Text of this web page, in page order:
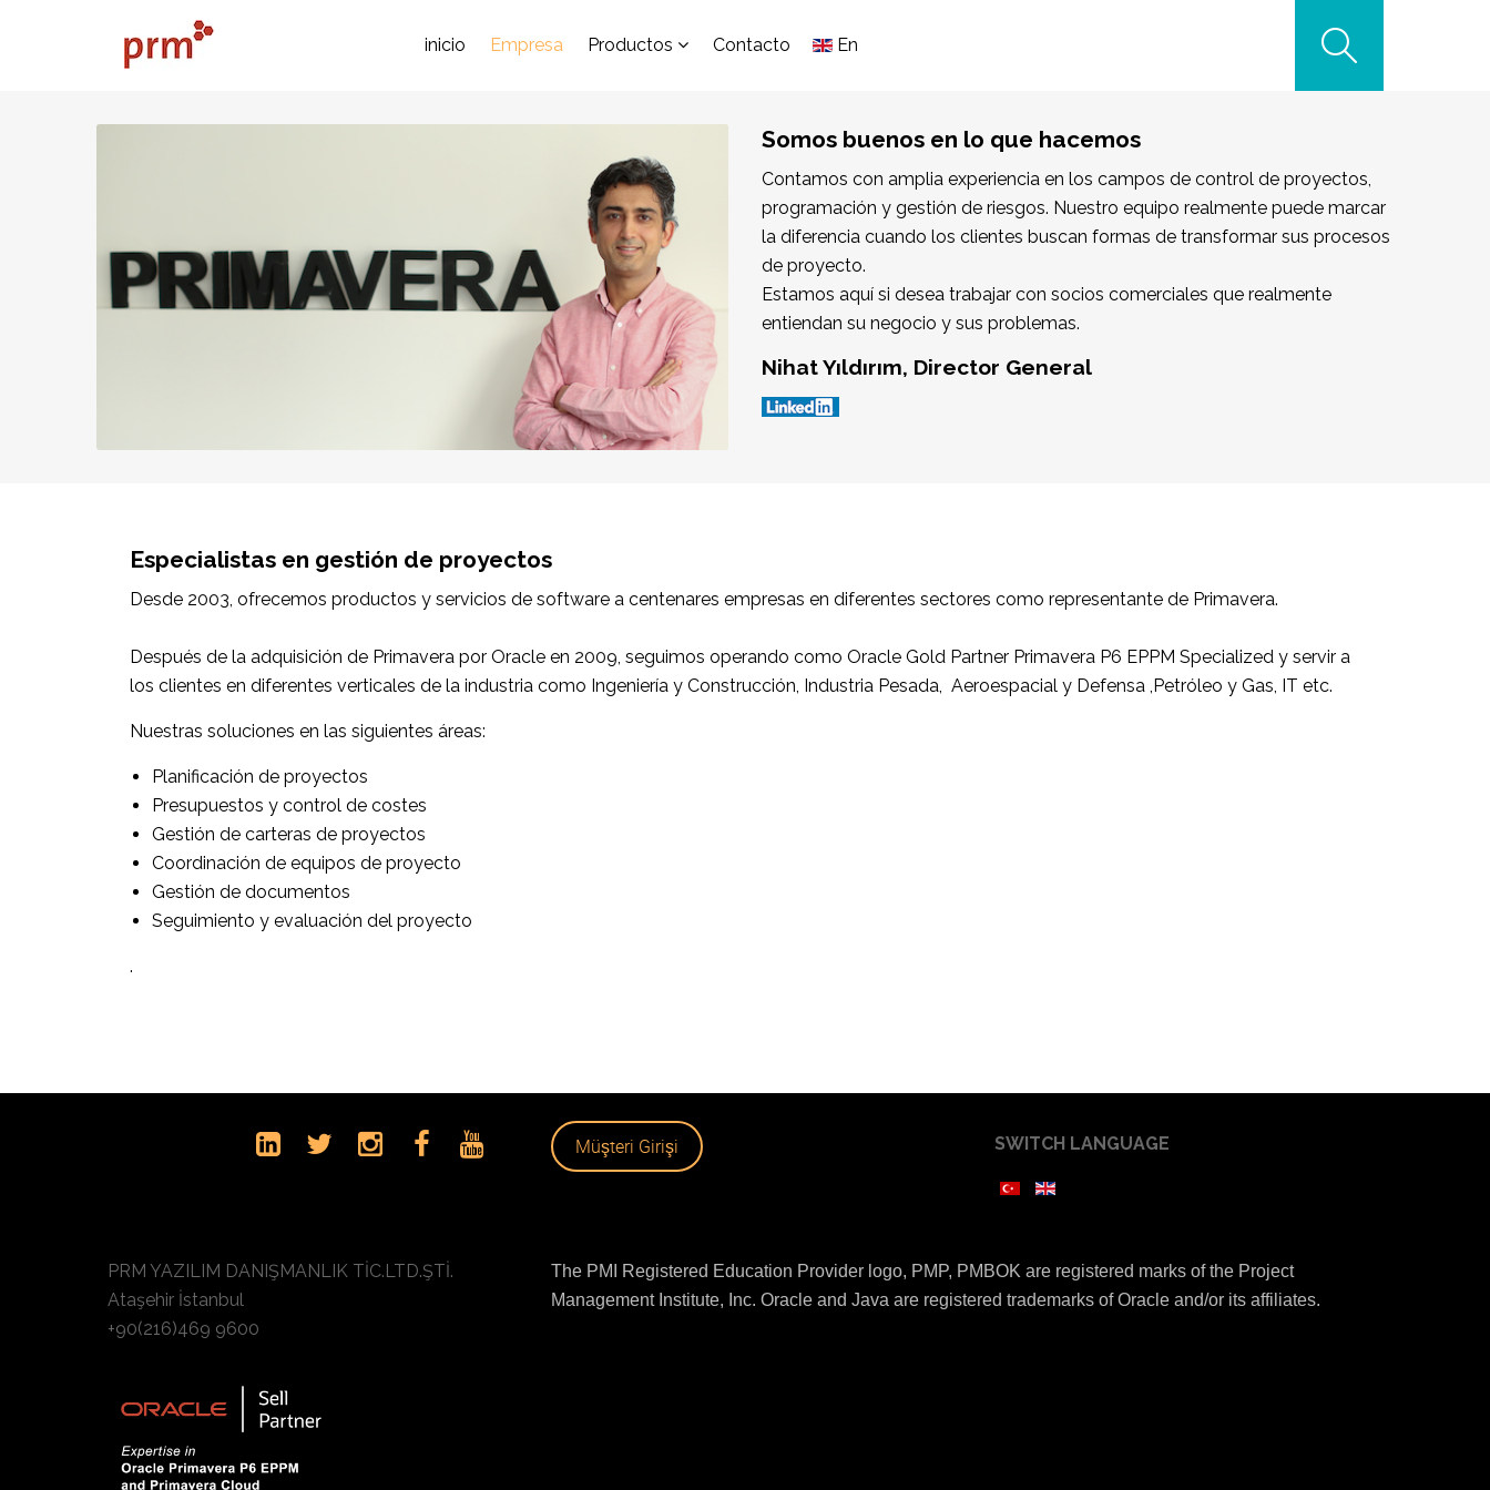
inicio Empresa Productos Contacto En
Somos buenos en lo que hacemos
Contamos con amplia experiencia en los campos de control de proyectos,
programación y gestión de riesgos. Nuestro equipo realmente puede marcar
la diferencia cuando los clientes buscan formas de transformar sus procesos
de proyecto.
Estamos aquí si desea trabajar con socios comerciales que realmente
entiendan su negocio y sus problemas.
Nihat Yıldırım, Director General
Especialistas en gestión de proyectos
Desde 2003, ofrecemos productos y servicios de software a centenares empresas en diferentes sectores como representante de Primavera.
Después de la adquisición de Primavera por Oracle en 2009, seguimos operando como Oracle Gold Partner Primavera P6 EPPM Specialized y servir a
los clientes en diferentes verticales de la industria como Ingeniería y Construcción, Industria Pesada, Aeroespacial y Defensa ,Petróleo y Gas, IT etc.
Nuestras soluciones en las siguientes áreas:
Planificación de proyectos
Presupuestos y control de costes
Gestión de carteras de proyectos
Coordinación de equipos de proyecto
Gestión de documentos
Seguimiento y evaluación del proyecto
.
Müşteri Girişi SWITCH LANGUAGE
PRM YAZILIM DANIŞMANLIK TİC.LTD.ŞTİ.
Ataşehir İstanbul
+90(216)469 9600
The PMI Registered Education Provider logo, PMP, PMBOK are registered marks of the Project
Management Institute, Inc. Oracle and Java are registered trademarks of Oracle and/or its affiliates.